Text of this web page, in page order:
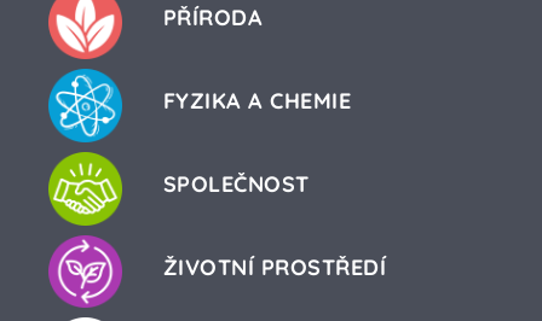
PŘÍRODA
FYZIKA A CHEMIE
SPOLEČNOST
ŽIVOTNÍ PROSTŘEDÍ